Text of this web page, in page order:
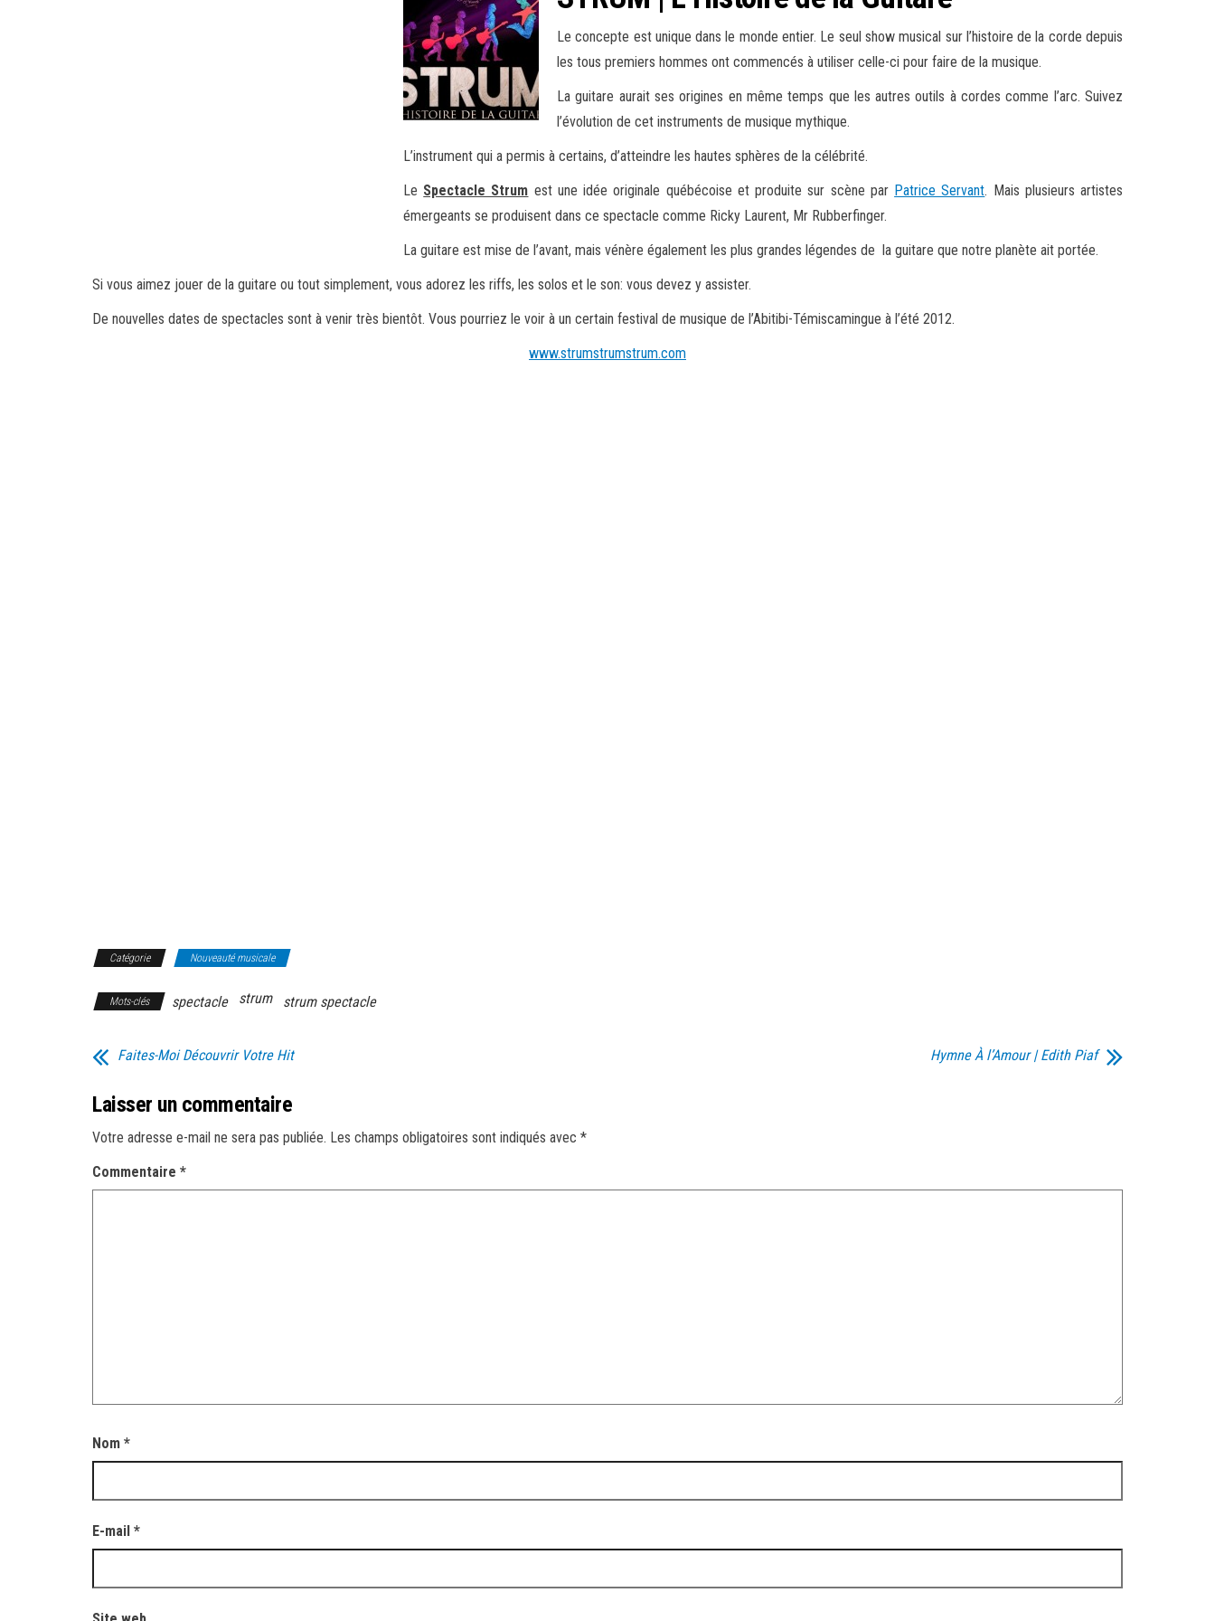
Le concepte est unique dans le monde entier. Le seul show musical sur l’histoire de la corde depuis
les tous premiers hommes ont commencés à utiliser celle-ci pour faire de la musique.
La guitare aurait ses origines en même temps que les autres outils à cordes comme l’arc. Suivez
l’évolution de cet instruments de musique mythique.
L’instrument qui a permis à certains, d’atteindre les hautes sphères de la célébrité.
Le Spectacle Strum est une idée originale québécoise et produite sur scène par Patrice Servant. Mais plusieurs artistes
émergeants se produisent dans ce spectacle comme Ricky Laurent, Mr Rubberfinger.
La guitare est mise de l’avant, mais vénère également les plus grandes légendes de la guitare que notre planète ait portée.
Si vous aimez jouer de la guitare ou tout simplement, vous adorez les riffs, les solos et le son: vous devez y assister.
De nouvelles dates de spectacles sont à venir très bientôt. Vous pourriez le voir à un certain festival de musique de l’Abitibi-Témiscamingue à l’été 2012.
www.strumstrumstrum.com
Catégorie Nouveauté musicale
Mots-clés spectacle strum strum spectacle
Faites-Moi Découvrir Votre Hit Hymne À l’Amour | Edith Piaf
Laisser un commentaire
Votre adresse e-mail ne sera pas publiée. Les champs obligatoires sont indiqués avec *
Commentaire *
Nom *
E-mail *